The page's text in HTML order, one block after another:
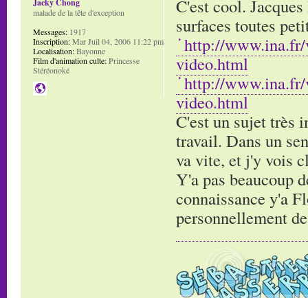
C'est cool.
surfaces toutes
http://www.ina.fr/
video.html
http://www.ina.fr/
video.html
C'est un sujet très
travail. Dans un
va vite, et j'y vois
Y'a pas beaucoup
connaissance y'a
personnellement
malade de la tête d'exception
Messages: 1917
Inscription:Mar Juil 04, 2006 11:22 pm
Localisation:Bayonne
Film d'animation culte:Princesse
Stéréonoké